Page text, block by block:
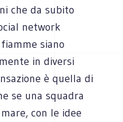
che da subito
network
siano
in diversi
è quella di
se una squadra
con le idee